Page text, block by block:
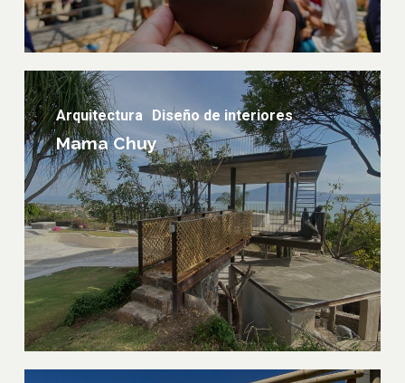
Mama
ChuyArquitectura Diseño de interiores
Mama Chuy